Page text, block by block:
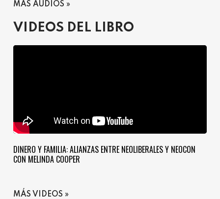
MÁS AUDIOS
VIDEOS DEL LIBRO
DINERO Y FAMILIA: ALIANZAS ENTRE NEOLIBERALES Y NEOCON
CON MELINDA COOPER
MÁS VIDEOS